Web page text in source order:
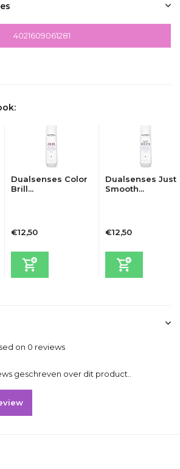
4021609061281
Dualsenses Color
Brill...
€12,50
Dualsenses Just
Smooth...
€12,50
on 0 reviews
geschreven over dit product..